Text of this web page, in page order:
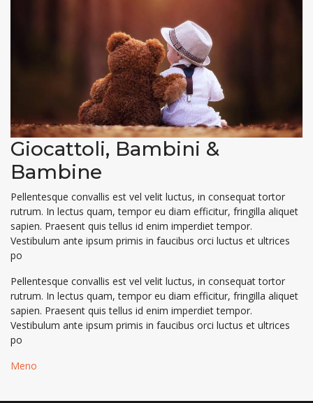
Giocattoli, Bambini &
Bambine
Pellentesque convallis est vel velit luctus, in consequat tortor
rutrum. In lectus quam, tempor eu diam efficitur, fringilla aliquet
sapien. Praesent quis tellus id enim imperdiet tempor.
Vestibulum ante ipsum primis in faucibus orci luctus et ultrices
po
Pellentesque convallis est vel velit luctus, in consequat tortor
rutrum. In lectus quam, tempor eu diam efficitur, fringilla aliquet
sapien. Praesent quis tellus id enim imperdiet tempor.
Vestibulum ante ipsum primis in faucibus orci luctus et ultrices
po
Meno